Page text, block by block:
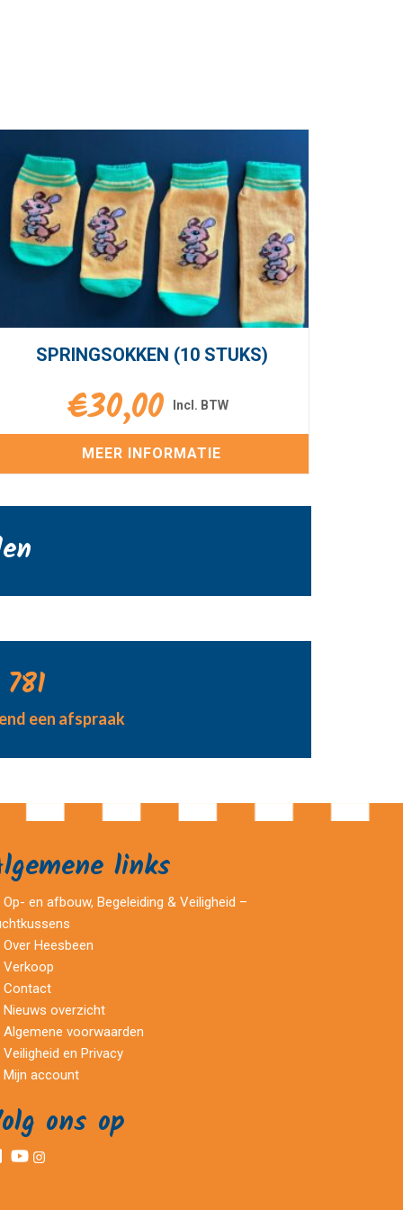
SPRINGSOKKEN (10 STUKS)
€30,00
MEER INFORMATIE
een afspraak
links
Op- en afbouw, Begeleiding & Veiligheid –
Over Heesbeen
Verkoop
Contact
Nieuws overzicht
Algemene voorwaarden
Veiligheid en Privacy
Mijn account
ons op